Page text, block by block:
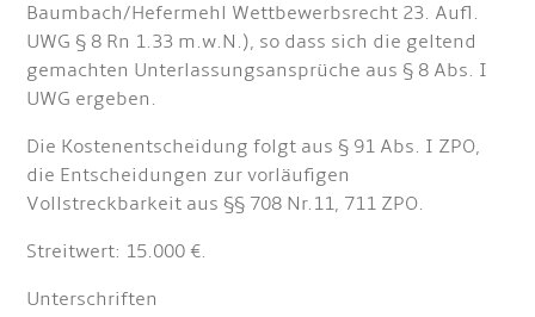
Baumbach/Hefermehl Wettbewerbsrecht 23. Aufl.
UWG § 8 Rn 1.33 m.w.N.), so dass sich die geltend
gemachten Unterlassungsansprüche aus § 8 Abs. I
UWG ergeben.
Die Kostenentscheidung folgt aus § 91 Abs. I ZPO,
die Entscheidungen zur vorläufigen
Vollstreckbarkeit aus §§ 708 Nr.11, 711 ZPO.
Streitwert: 15.000 €.
Unterschriften